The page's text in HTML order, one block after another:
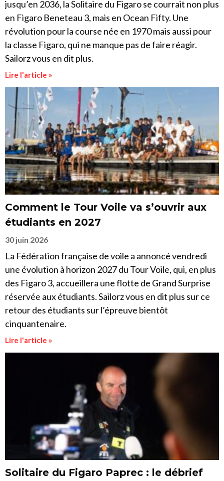
jusqu’en 2036, la Solitaire du Figaro se courrait non plus
en Figaro Beneteau 3, mais en Ocean Fifty. Une
révolution pour la course née en 1970 mais aussi pour
la classe Figaro, qui ne manque pas de faire réagir.
Sailorz vous en dit plus.
Lire l'article »
Comment le Tour Voile va s’ouvrir aux
étudiants en 2027
30 juin 2026
La Fédération française de voile a annoncé vendredi
une évolution à horizon 2027 du Tour Voile, qui, en plus
des Figaro 3, accueillera une flotte de Grand Surprise
réservée aux étudiants. Sailorz vous en dit plus sur ce
retour des étudiants sur l’épreuve bientôt
cinquantenaire.
Lire l'article »
Solitaire du Figaro Paprec : le débrief